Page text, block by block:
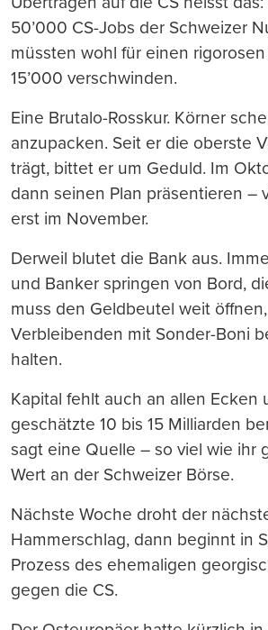
50’000 CS-Jobs der Schweizer
müssten wohl für einen
15’000 verschwinden.
Eine Brutalo-Rosskur. Körner
anzupacken. Seit er die oberste
trägt, bittet er um Geduld. Im
dann seinen Plan präsentieren –
erst im November.
Derweil blutet die Bank aus.
und Banker springen von Bord,
muss den Geldbeutel weit
Verbleibenden mit Sonder-Boni
halten.
Kapital fehlt auch an allen Ecken
geschätzte 10 bis 15 Milliarden
sagt eine Quelle – so viel wie ihr
Wert an der Schweizer Börse.
Nächste Woche droht der
Hammerschlag, dann beginnt in
Prozess des ehemaligen
gegen die CS.